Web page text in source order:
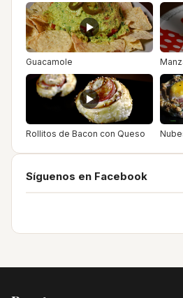
Guacamole
Rollitos de Bacon con Queso
Síguenos en Facebook